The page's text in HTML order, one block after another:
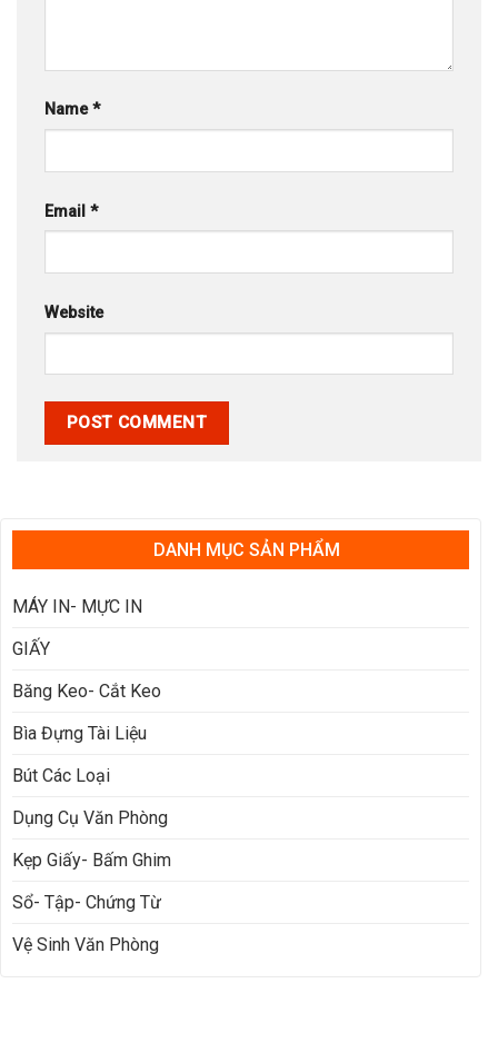
Name*
Email *
Website
DANH MỤC SẢN PHẨM
MÁY IN- MỰC IN
GIẤY
Băng Keo- Cắt Keo
Bìa Đựng Tài Liệu
Bút Các Loại
Dụng Cụ Văn Phòng
Kẹp Giấy- Bấm Ghim
Sổ- Tập- Chứng Từ
Vệ Sinh Văn Phòng